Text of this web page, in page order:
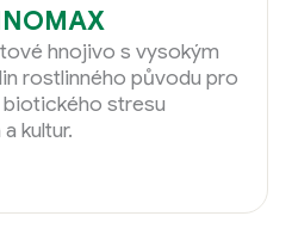
hnojivo s vysokým
rostlinného původu pro
stresu
kultur.